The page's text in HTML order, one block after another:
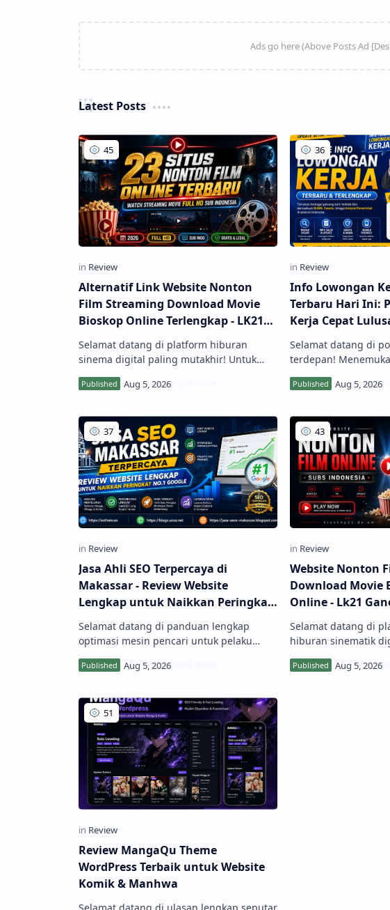
Latest Posts
Alternatif Link Website Nonton
Film Streaming Download Movie
Bioskop Online Terlengkap - LK21
Ganool Dunia21 Rebahin
Selamat datang di platform hiburan
sinema digital paling mutakhir! Untuk
Anda pencinta tayangan layar lebar yang
mendambakan kenyamanan menonton
Film Streaming Download Movie
BioskopKeren Online - Lk21 - Ganool ...
Info Lowongan
Terbaru Hari Ini:
Kerja Cepat
Selamat datang di
terdepan!
sesuai dengan
merupakan impian
Loker Terbaru Hari
menyajikan
Jasa Ahli SEO Terpercaya di
Makassar - Review Website
Lengkap untuk Naikkan Peringkat
Google No.1
Selamat datang di panduan lengkap
optimasi mesin pencari untuk pelaku
usaha dan pemilik bisnis di Kota
Makassar! Mengembangkan bisnis secara
pemasaran yang terukur. Melalui layanan
Jasa Ahli SEO Terpercaya di Makassa...
Website Nonton
Download Movie
Online - Lk21
LayarKaca
Filmapik
Selamat datang di
hiburan sinematik
para pencinta
pengalaman
Review MangaQu Theme
WordPress Terbaik untuk Website
Komik & Manhwa